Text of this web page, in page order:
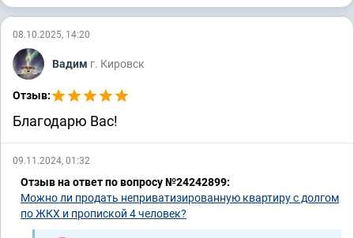
Банкротство физических лиц
А81-12698/2023
А15-10769/2023
Взыскание задолженности
А82-3479/2021
А83-5475/2020
А81-8173/2019
А75-17299/2019
Административное право
А43-9172/2015
08.10.2025, 14:20
Вадим г. Кировск
Отзыв:
Благодарю Вас!
09.11.2024, 01:32
Отзыв на ответ по вопросу №24242899:
Можно ли продать неприватизированную квартиру с долгом
по ЖКХ и пропиской 4 человек?